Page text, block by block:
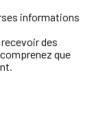
informations
des
que